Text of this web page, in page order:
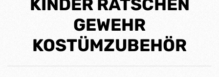
KINDER RATSCHEN
GEWEHR
KOSTÜMZUBEHÖR